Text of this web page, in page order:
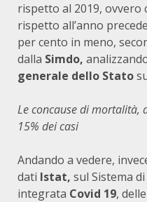
rispetto al 2019, ovvero
rispetto all’anno
per cento in meno,
dalla Simdo,
generale dello Stato
Le concause di mortalità,
15% dei casi
Andando a vedere,
dati Istat, sul Sistema
integrata Covid 19,